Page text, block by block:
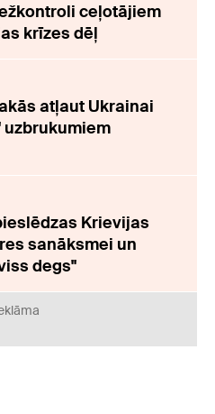
ceļotājiem
krīzes dēļ
atļaut Ukrainai
Krievijas
sanāksmei un
degs"